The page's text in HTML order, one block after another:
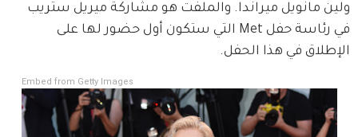
ولين مانويل ميراندا. والملفت هو مشاركة ميريل ستريب
في رئاسة حفل Met التي ستكون أول حضور لها على
الإطلاق في هذا الحفل.
Embed from Getty Images